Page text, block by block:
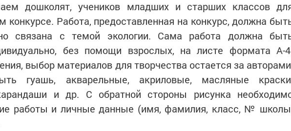
дошколят, учеников младших и старших классов
конкурсе. Работа, предоставленная на конкурс, должна
связана с темой экологии. Сама работа должна
без помощи взрослых, на листе формата А-
выбор материалов для творчества остается за
гуашь, акварельные, акриловые, масляные
и др. С обратной стороны рисунка
работы и личные данные (имя, фамилия, класс, №